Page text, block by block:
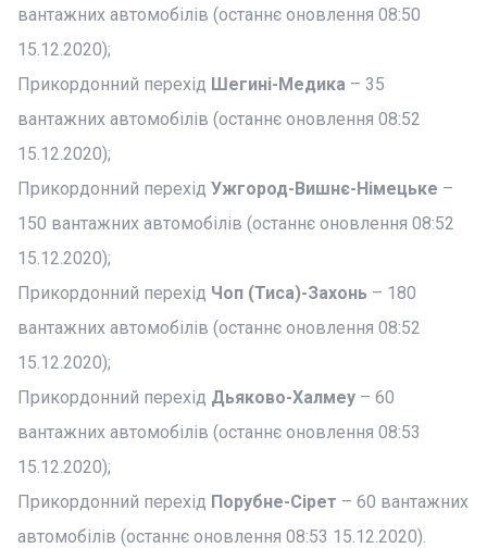
вантажних автомобілів (останнє оновлення 08:50
15.12.2020);
Прикордонний перехід Шегині-Медика – 35
вантажних автомобілів (останнє оновлення 08:52
15.12.2020);
Прикордонний перехід Ужгород-Вишнє-Німецьке –
150 вантажних автомобілів (останнє оновлення 08:52
15.12.2020);
Прикордонний перехід Чоп (Тиса)-Захонь – 180
вантажних автомобілів (останнє оновлення 08:52
15.12.2020);
Прикордонний перехід Дьяково-Халмеу – 60
вантажних автомобілів (останнє оновлення 08:53
15.12.2020);
Прикордонний перехід Порубне-Сірет – 60 вантажних
автомобілів (останнє оновлення 08:53 15.12.2020).